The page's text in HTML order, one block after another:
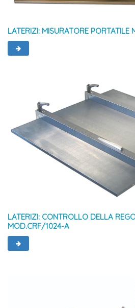
LATERIZI: MISURATORE
LATERIZI: CONTROLLO DELLA
MOD.CRF/1024-A